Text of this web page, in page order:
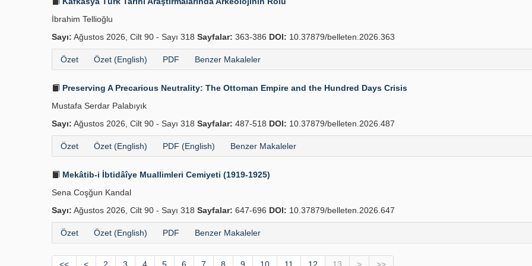
İbrahim Tellioğlu
Sayı: Ağustos 2026, Cilt 90 - Sayı 318 Sayfalar: 363-386 DOI: 10.37879/belleten.2026.363
Özet Özet (English) PDF Benzer Makaleler
Preserving A Precarious Neutrality: The Ottoman Empire and the Hundred Days Crisis
Mustafa Serdar Palabıyık
Sayı: Ağustos 2026, Cilt 90 - Sayı 318 Sayfalar: 487-518 DOI: 10.37879/belleten.2026.487
Özet Özet (English) PDF (English) Benzer Makaleler
Mekâtib-i İbtidâîye Muallimleri Cemiyeti (1919-1925)
Sena Coşğun Kandal
Sayı: Ağustos 2026, Cilt 90 - Sayı 318 Sayfalar: 647-696 DOI: 10.37879/belleten.2026.647
Özet Özet (English) PDF Benzer Makaleler